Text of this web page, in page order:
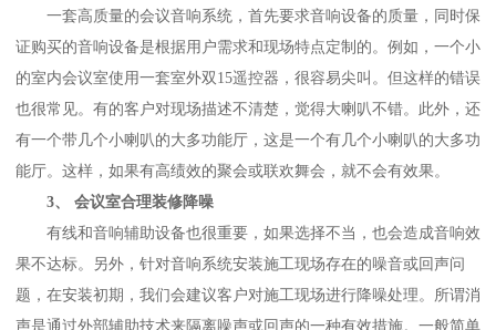
一套高质量的会议音响系统，首先要求音响设备的质量，同时保
证购买的音响设备是根据用户需求和现场特点定制的。例如，一个小
的室内会议室使用一套室外双15遥控器，很容易尖叫。但这样的错误
也很常见。有的客户对现场描述不清楚，觉得大喇叭不错。此外，还
有一个带几个小喇叭的大多功能厅，这是一个有几个小喇叭的大多功
能厅。这样，如果有高绩效的聚会或联欢舞会，就不会有效果。
3、 会议室合理装修降噪
有线和音响辅助设备也很重要，如果选择不当，也会造成音响效
果不达标。另外，针对音响系统安装施工现场存在的噪音或回声问
题，在安装初期，我们会建议客户对施工现场进行降噪处理。所谓消
声是通过外部辅助技术来隔离噪声或回声的一种有效措施。一般简单